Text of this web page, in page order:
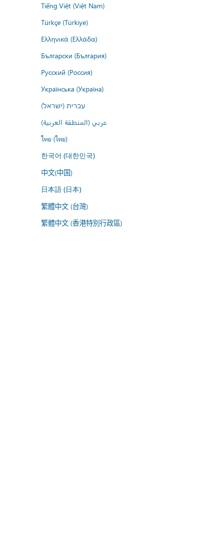
Tiếng Việt (Việt Nam)
Türkçe (Türkiye)
Ελληνικά (Ελλάδα)
Български (България)
Русский (Россия)
Українська (Україна)
עברית (ישראל)
عربي (المنطقة العربية)
ไทย (ไทย)
한국어 (대한민국)
中文(中国)
日本語 (日本)
繁體中文 (台灣)
繁體中文 (香港特別行政區)